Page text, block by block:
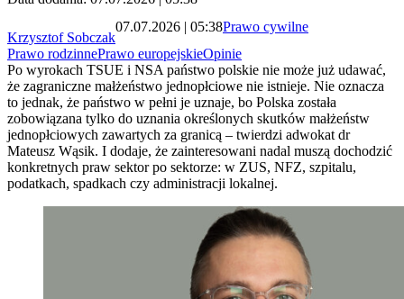
Krzysztof Sobczak
07.07.2026 | 05:38Prawo cywilne
Prawo rodzinnePrawo europejskieOpinie
Po wyrokach TSUE i NSA państwo polskie nie może już udawać,
że zagraniczne małżeństwo jednopłciowe nie istnieje. Nie oznacza
to jednak, że państwo w pełni je uznaje, bo Polska została
zobowiązana tylko do uznania określonych skutków małżeństw
jednopłciowych zawartych za granicą – twierdzi adwokat dr
Mateusz Wąsik. I dodaje, że zainteresowani nadal muszą dochodzić
konkretnych praw sektor po sektorze: w ZUS, NFZ, szpitalu,
podatkach, spadkach czy administracji lokalnej.